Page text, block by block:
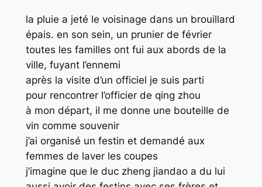
la pluie a jeté le voisinage dans un brouillard
épais. en son sein, un prunier de février
toutes les familles ont fui aux abords de la
ville, fuyant l’ennemi
après la visite d’un officiel je suis parti
pour rencontrer l’officier de qing zhou
à mon départ, il me donne une bouteille de
vin comme souvenir
j’ai organisé un festin et demandé aux
femmes de laver les coupes
j’imagine que le duc zheng jiandao a du lui